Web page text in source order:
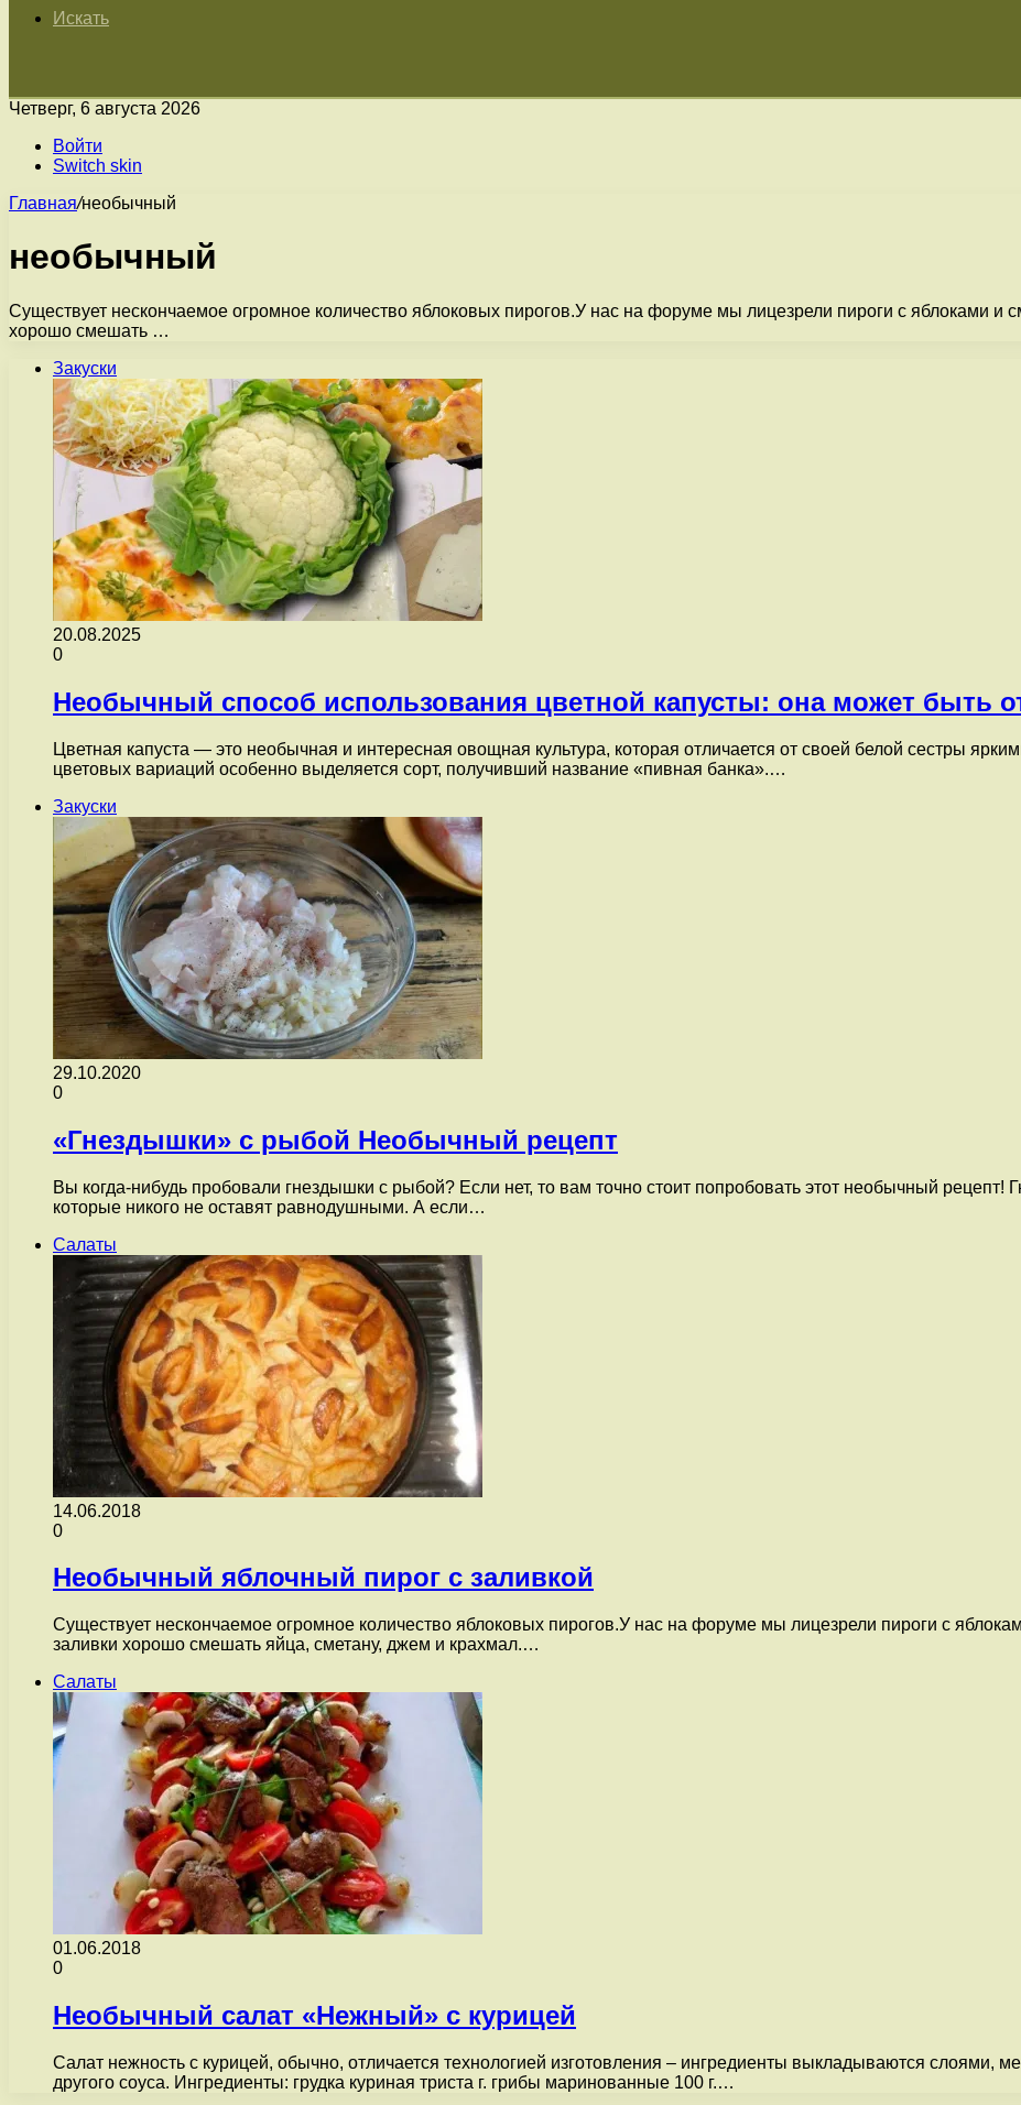
Искать
Четверг, 6 августа 2026
Войти
Switch skin
Главная/необычный
необычный
Существует нескончаемое огромное количество яблоковых пирогов.У нас на форуме мы лицезрели пироги с яблоками и
хорошо смешать …
Закуски
20.08.2025
0
Необычный способ использования цветной капусты: она может быть
Цветная капуста — это необычная и интересная овощная культура, которая отличается от своей белой сестры
цветовых вариаций особенно выделяется сорт, получивший название «пивная банка».…
Закуски
29.10.2020
0
«Гнездышки» с рыбой Необычный рецепт
Вы когда-нибудь пробовали гнездышки с рыбой? Если нет, то вам точно стоит попробовать этот необычный
которые никого не оставят равнодушными. А если…
Салаты
14.06.2018
0
Необычный яблочный пирог с заливкой
Существует нескончаемое огромное количество яблоковых пирогов.У нас на форуме мы лицезрели пироги с
заливки хорошо смешать яйца, сметану, джем и крахмал.…
Салаты
01.06.2018
0
Необычный салат «Нежный» с курицей
Салат нежность с курицей, обычно, отличается технологией изготовления – ингредиенты выкладываются слоями,
другого соуса. Ингредиенты: грудка куриная триста г. грибы маринованные 100 г.…